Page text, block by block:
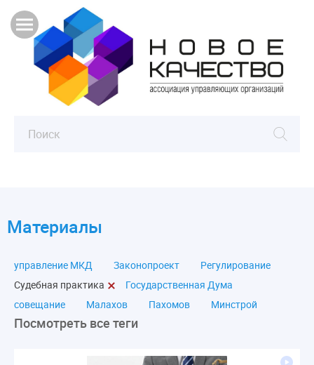
Материалы
управление МКД Законопроект
Регулирование
Судебная практика
Государственная Дума
совещание
Малахов Пахомов
Минстрой
ЛикбезЖКХ
ЖКХ
Строительная неделя
Посмотреть все теги